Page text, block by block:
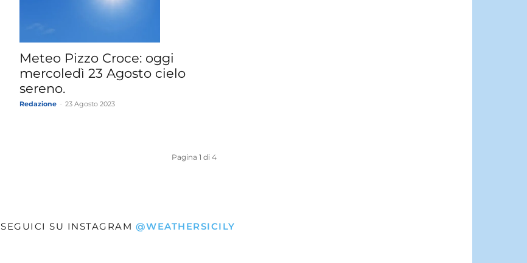
Meteo Pizzo Croce: oggi
mercoledì 23 Agosto cielo
sereno.
Redazione 23 Agosto 2023
Pagina 1 di 4
SEGUICI SU INSTAGRAM @WEATHERSICILY